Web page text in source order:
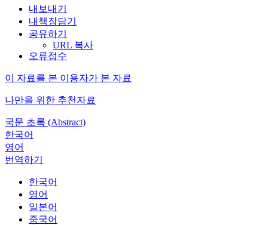
내보내기
내책장담기
공유하기
URL 복사
오류접수
이 자료를 본 이용자가 본 자료
나만을 위한 추천자료
국문 초록 (Abstract)
한국어
영어
번역하기
한국어
영어
일본어
중국어